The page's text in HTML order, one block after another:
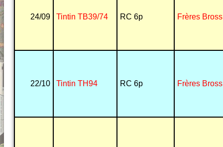
24/09 Tintin TB39/74 RC 6p Frères Bross
22/10 Tintin TH94 RC 6p Frères Bross